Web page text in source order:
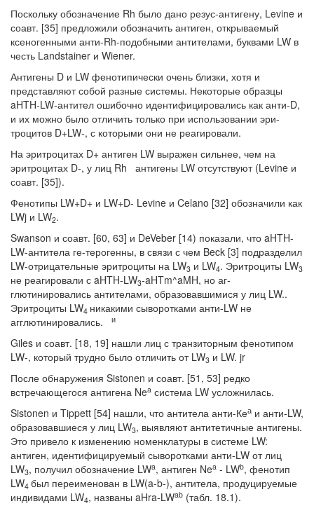
Поскольку обозначение Rh было дано резус-антигену, Levine и
соавт. [35] предложили обозначить антиген, открываемый
ксеногенными анти-Rh-подобными антителами, буквами LW в
честь Landstainer и Wiener.
Антигены D и LW фенотипически очень близки, хотя и
представляют собой разные системы. Некоторые образцы
aHTH-LW-антител ошибочно идентифици­ровались как анти-D,
и их можно было отличить только при использовании эри­
троцитов D+LW-, с которыми они не реагировали.
На эритроцитах D+ антиген LW выражен сильнее, чем на
эритроцитах D-, у лиц Rh антигены LW отсутствуют (Levine и
соавт. [35]).
Фенотипы LW+D+ и LW+D- Levine и Celano [32] обозначили как
LWj и LW2.
Swanson и соавт. [60, 63] и DeVeber [14) показали, что aHTH-
LW-антитела ге-терогенны, в связи с чем Beck [3] подразделил
LW-отрицательные эритроциты на LW3 и LW4. Эритроциты LW3
не реагировали с aHTH-LW3-aHTm^aMH, но аг­
глютинировались антителами, образовавшимися у лиц LW..
Эритроциты LW4 никакими сыворотками анти-LW не
агглютинировались.
и
Giles и соавт. [18, 19] нашли лиц с транзиторным фенотипом
LW-, который трудно было отличить от LW3 и LW. jr
После обнаружения Sistonen и соавт. [51, 53] редко
встречающегося антигена Nea система LW усложнилась.
Sistonen и Tippett [54] нашли, что антитела анти-Кеа и анти-LW,
образовав­шиеся у лиц LW3, выявляют антитетичные антигены.
Это привело к изменению номенклатуры в системе LW:
антиген, идентифицируемый сыворотками анти-LW от лиц
LW3, получил обозначение LWa, антиген Nea - LWb, фенотип
LW4 был переименован в LW(a-b-), антитела, продуцируемые
индивидами LW4, на­званы aHra-LWab (табл. 18.1).